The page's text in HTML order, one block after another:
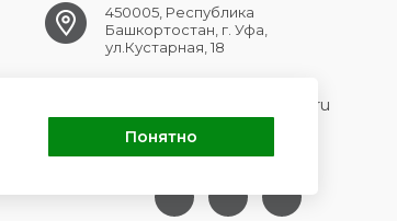
450005, Республика
Башкортостан, г. Уфа,
ул.Кустарная, 18
UFA.RCPBSPID@doctorrb.ru
Понятно